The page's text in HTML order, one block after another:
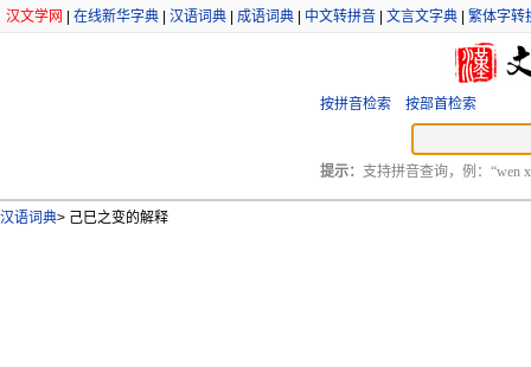
汉文学网 在线新华字典 汉语词典 成语词典 中文转拼音 文言文字典 繁体字转
按拼音检索 按部首检索
提示： 支持拼音查询，例：“wen
汉语词典> 己巳之变的解释